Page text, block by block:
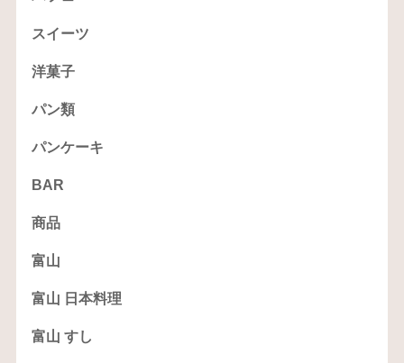
スイーツ
洋菓子
パン類
パンケーキ
BAR
商品
富山
富山 日本料理
富山 すし